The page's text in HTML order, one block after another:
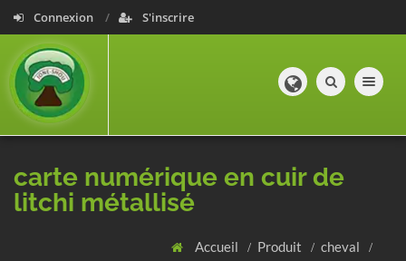
Connexion S'inscrire
Toggle
carte numérique en cuir de
litchi métallisé
Accueil Produit
cheval